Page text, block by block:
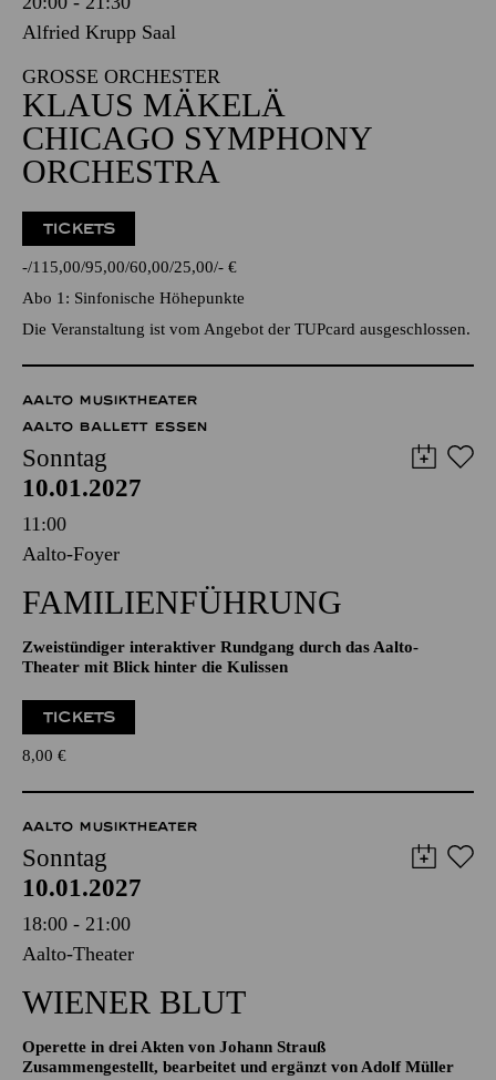
09.01.2027
20:00 - 21:30
Alfried Krupp Saal
GROSSE ORCHESTER
KLAUS MÄKELÄ
CHICAGO SYMPHONY
ORCHESTRA
TICKETS
- 115,00 95,00 60,00 25,00 -€
Abo 1: Sinfonische Höhepunkte
Die Veranstaltung ist vom Angebot der TUPcard ausgeschlossen.
AALTO MUSIKTHEATER
AALTO BALLETT ESSEN
Sonntag
10.01.2027
11:00
FAMILIENFÜHRUNG
Zweistündiger interaktiver Rundgang durch das Aalto-
Theater mit Blick hinter die Kulissen
8,00 €
AALTO MUSIKTHEATER
Sonntag
10.01.2027
18:00 - 21:00
WIENER BLUT